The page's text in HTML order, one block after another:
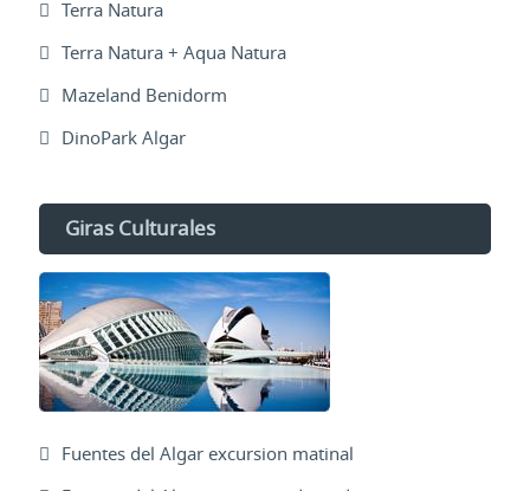
Terra Natura
Terra Natura + Aqua Natura
Mazeland Benidorm
DinoPark Algar
Giras Culturales
Fuentes del Algar excursion matinal